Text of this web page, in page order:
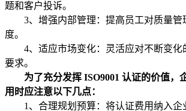
题和客户投诉。
3、增强内部管理：提高员工对质量管
度。
4、适应市场变化：灵活应对不断变化
要求。
为了充分发挥 ISO9001 认证的价值，
用时应注意以下几点：
1、合理规划预算：将认证费用纳入企